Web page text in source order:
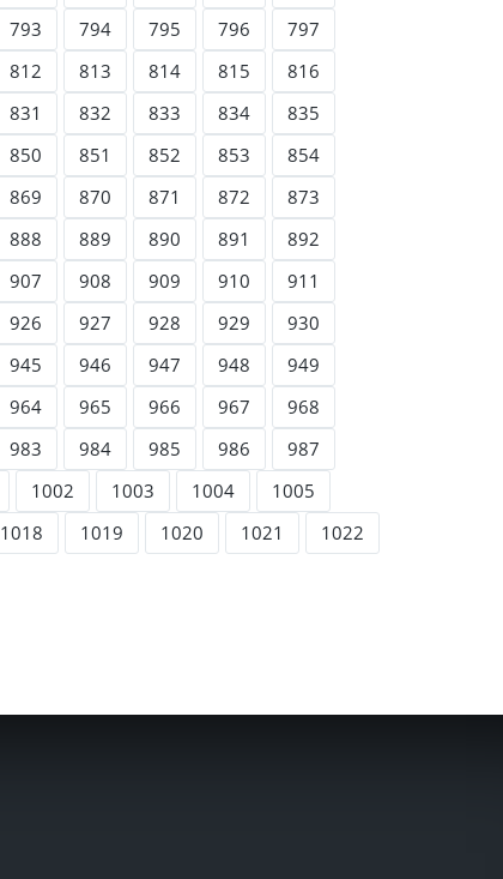
793 794 795 796
797
812 813 814 815
816
831 832 833 834
835
850 851 852 853
854
869 870 871 872
873
888 889 890 891
892
907 908 909 910
911
926 927 928 929
930
945 946 947 948
949
964 965 966 967
968
983 984 985 986
987
1002 1003 1004
1005
1018 1019 1020 1021
1022